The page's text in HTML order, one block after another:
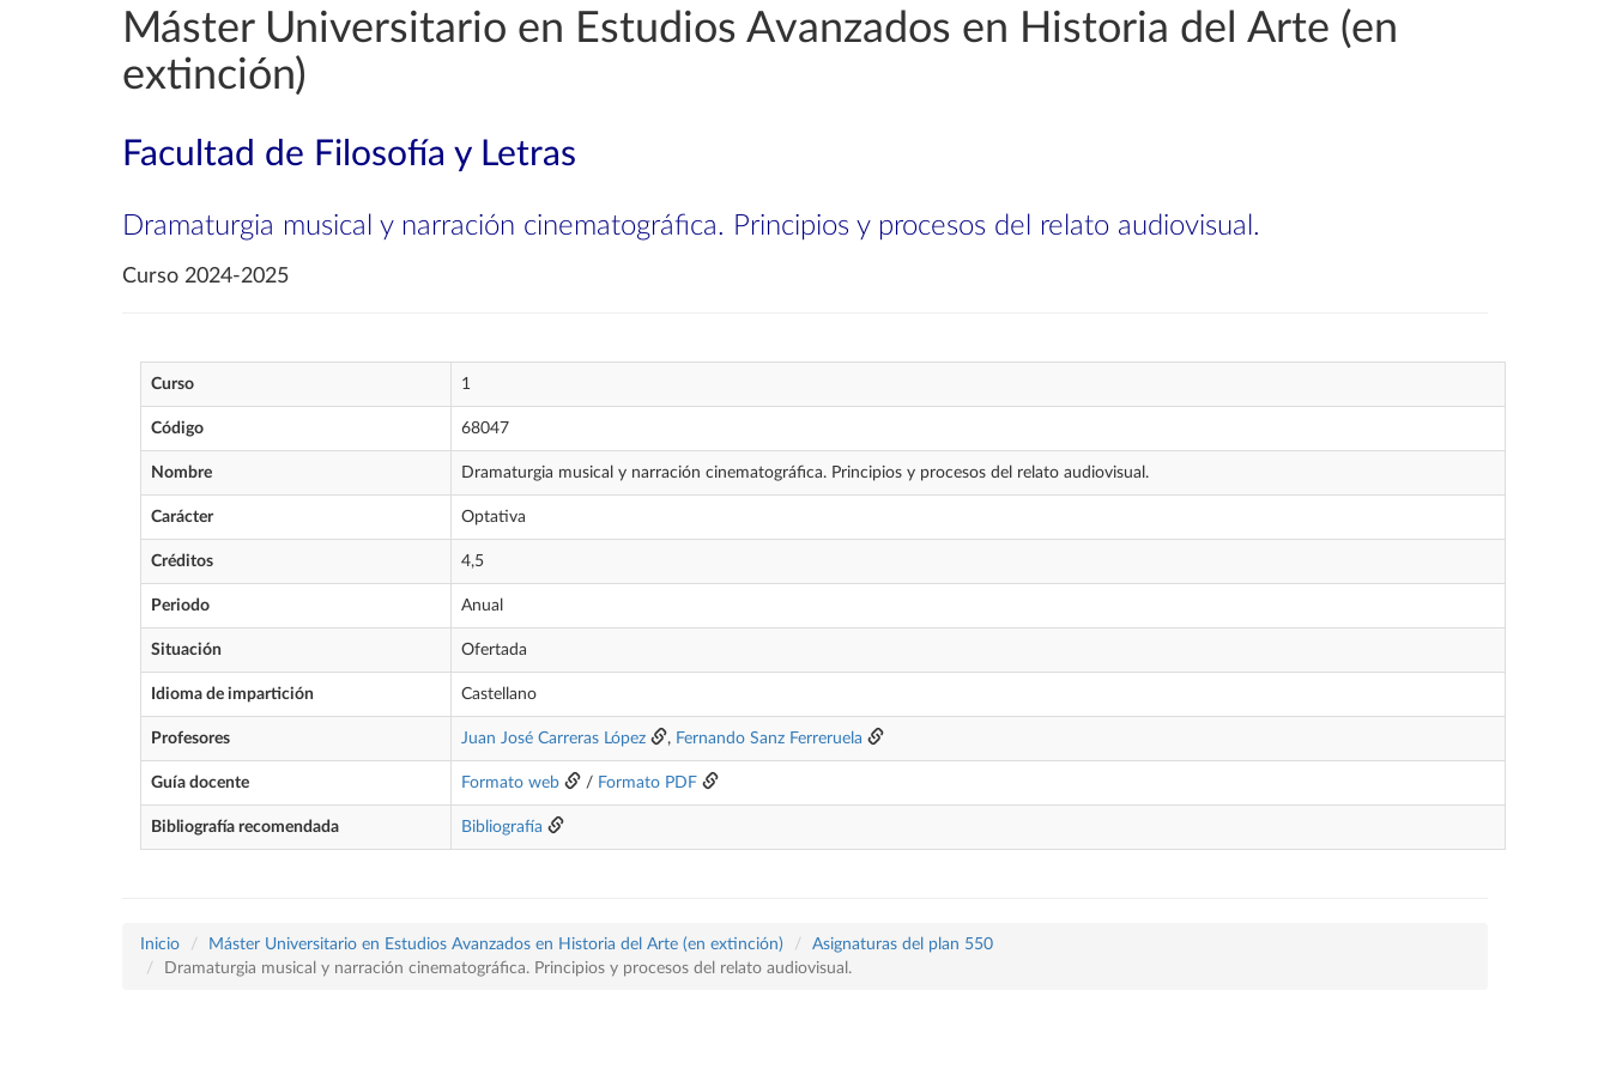
Máster Universitario en Estudios Avanzados en Historia del Arte (en
extinción)
Facultad de Filosofía y Letras
Dramaturgia musical y narración cinematográfica. Principios y procesos del relato audiovisual.
Curso 2024-2025
Curso 1
Código 68047
Nombre Dramaturgia musical y narración cinematográfica. Principios y procesos del relato audiovisual.
Carácter Optativa
Créditos 4,5
Periodo Anual
Situación Ofertada
Idioma de impartición Castellano
Profesores Juan José Carreras López , Fernando Sanz Ferreruela
Guía docente Formato web / Formato PDF
Bibliografía recomendada Bibliografía
Inicio Máster Universitario en Estudios Avanzados en Historia del Arte (en extinción)
Asignaturas del plan 550
Dramaturgia musical y narración cinematográfica. Principios y procesos del relato audiovisual.